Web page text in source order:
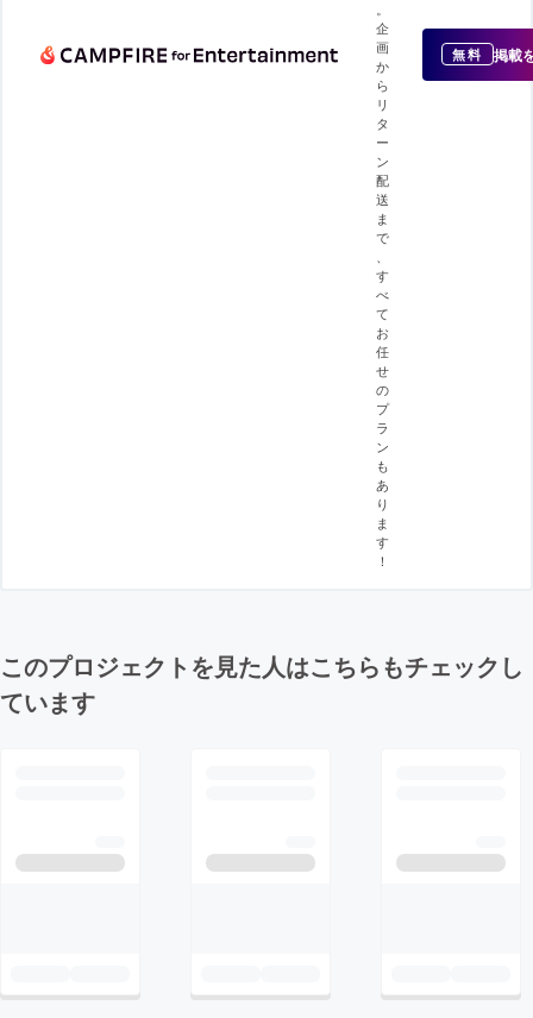
企
画
か
ら
リ
タ
ー
ン
配
送
ま
で
す
べ
て
お
任
せ
の
プ
ラ
ン
も
あ
り
ま
す
！
無料 掲載
このプロジェクトを見た人はこちらもチェックし
ています